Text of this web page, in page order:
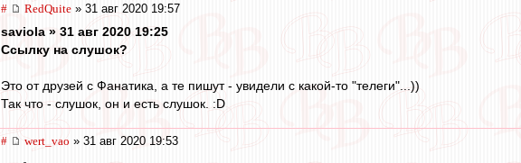
# RedQuite » 31 авг 2020 19:57
saviola » 31 авг 2020 19:25
Ссылку на слушок?
Это от друзей с Фанатика, а те пишут - увидели с какой-то "телеги"...))
Так что - слушок, он и есть слушок. :D
# wert_vao » 31 авг 2020 19:53